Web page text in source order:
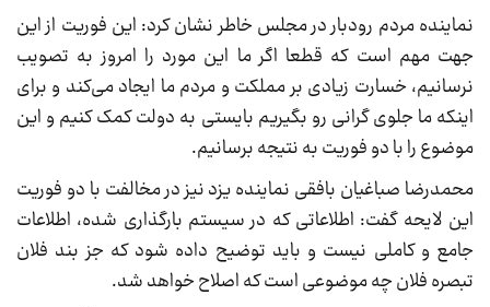
نماینده مردم رودبار در مجلس خاطر نشان کرد: این فوریت از این
جهت مهم است که قطعا اگر ما این مورد را امروز به تصویب
نرسانیم، خسارت زیادی بر مملکت و مردم ما ایجاد می‌کند و برای
اینکه ما جلوی گرانی رو بگیریم بایستی به دولت کمک کنیم و این
موضوع را با دو فوریت به نتیجه برسانیم.
محمدرضا صباغیان بافقی نماینده یزد نیز در مخالفت با دو فوریت
این لایحه گفت: اطلاعاتی که در سیستم بارگذاری شده، اطلاعات
جامع و کاملی نیست و باید توضیح داده شود که جز بند فلان
تبصره فلان چه موضوعی است که اصلاح خواهد شد.